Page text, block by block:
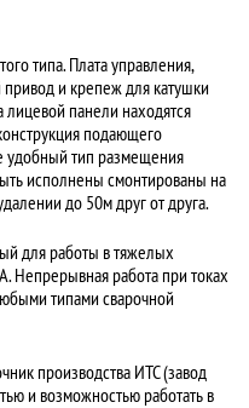
типа. Плата управления,
и крепеж для катушки
лицевой панели находятся
подающего
удобный тип размещения
исполнены смонтированы на
до 50м друг от друга.
для работы в тяжелых
Непрерывная работа при токах
типами сварочной
производства ИТС (завод
и возможностью работать в